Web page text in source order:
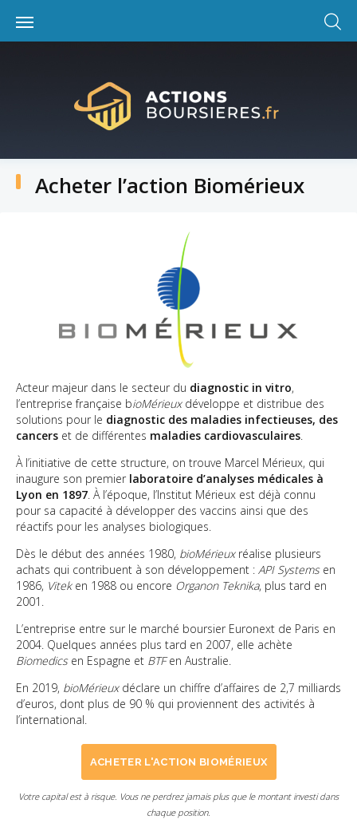
content
Acheter l’action Biomérieux
Acteur majeur dans le secteur du diagnostic in vitro,
l’entreprise française bioMérieuxdéveloppe et distribue des
solutions pour le diagnostic des maladies infectieuses, des
cancers et de différentes maladies cardiovasculaires.
À l’initiative de cette structure, on trouve Marcel Mérieux, qui
inaugure son premier laboratoire d’analyses médicales à
Lyon en 1897. À l’époque, l’Institut Mérieux est déjà connu
pour sa capacité à développer des vaccins ainsi que des
réactifs pour les analyses biologiques.
Dès le début des années 1980, bioMérieuxréalise plusieurs
achats qui contribuent à son développement : API Systemsen
1986, Viteken 1988 ou encore Organon Teknika, plus tard en
2001.
L’entreprise entre sur le marché boursier Euronext de Paris en
2004. Quelques années plus tard en 2007, elle achète
Biomedicsen Espagne et BTFen Australie.
En 2019, bioMérieuxdéclare un chiffre d’affaires de 2,7 milliards
d’euros, dont plus de 90 % qui proviennent des activités à
l’international.
ACHETER L'ACTION BIOMÉRIEUX
Votre capital est à risque. Vous ne perdrez jamais plus que le montant investi dans
chaque position.